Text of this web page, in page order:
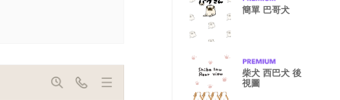
簡單 巴哥犬
柴犬 西巴犬 後
視圖